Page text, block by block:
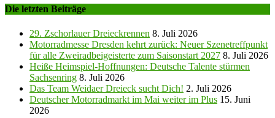
Die letzten Beiträge
29. Zschorlauer Dreieckrennen 8. Juli 2026
Motorradmesse Dresden kehrt zurück: Neuer Szenetreffpunkt
für alle Zweiradbeigeisterte zum Saisonstart 2027 8. Juli 2026
Heiße Heimspiel-Hoffnungen: Deutsche Talente stürmen
Sachsenring 8. Juli 2026
Das Team Weidaer Dreieck sucht Dich! 2. Juli 2026
Deutscher Motorradmarkt im Mai weiter im Plus 15. Juni
2026